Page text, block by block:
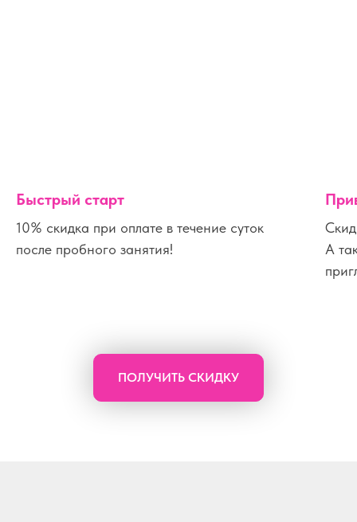
Быстрый старт
10% скидка при оплате в течение суток
после пробного занятия!
А
ПОЛУЧИТЬ СКИДКУ